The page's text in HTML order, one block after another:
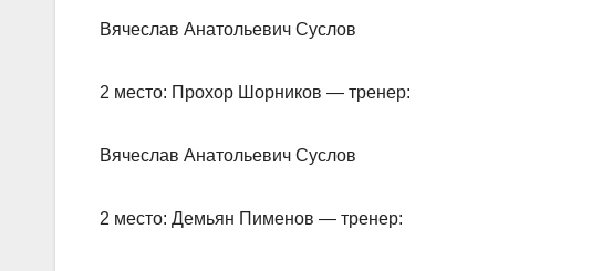
Вячеслав Анатольевич Суслов
2 место: Прохор Шорников — тренер:
Вячеслав Анатольевич Суслов
2 место: Демьян Пименов — тренер: